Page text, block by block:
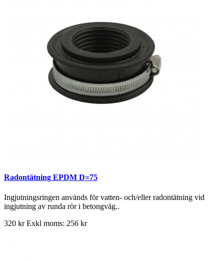
Radontätning EPDM D=75
Ingjutningsringen används för vatten- och/eller radontätning vid
ingjutning av runda rör i betongväg..
320 krExkl moms: 256 kr